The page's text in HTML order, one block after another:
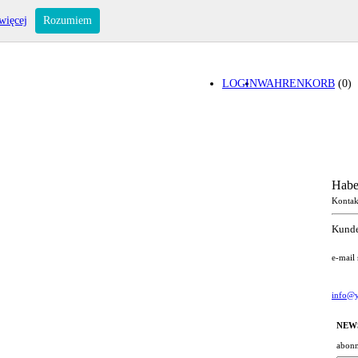
WAHRENKORB (0)
LOGIN
e-mail
Rozumiem